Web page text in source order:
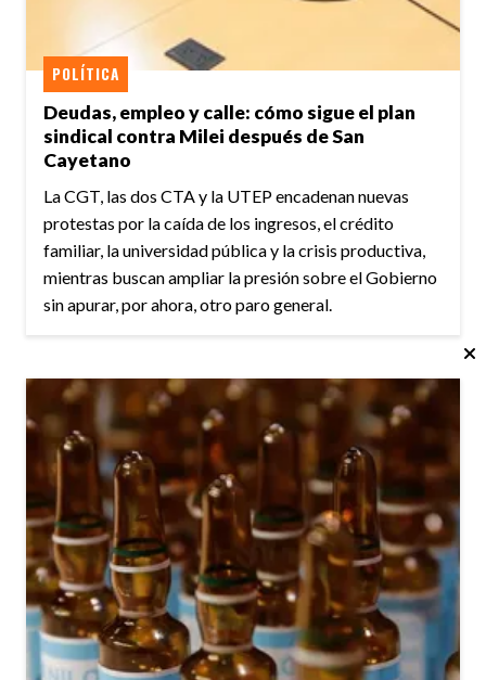
Deudas, empleo y calle: cómo sigue el plan
sindical contra Milei después de San
Cayetano
POLÍTICA
La CGT, las dos CTA y la UTEP encadenan nuevas
protestas por la caída de los ingresos, el crédito
familiar, la universidad pública y la crisis productiva,
mientras buscan ampliar la presión sobre el Gobierno
sin apurar, por ahora, otro paro general.